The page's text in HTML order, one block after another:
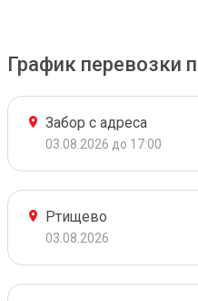
График перевозки
Забор с адреса
03.08.2026 до 17:00
Ртищево
03.08.2026